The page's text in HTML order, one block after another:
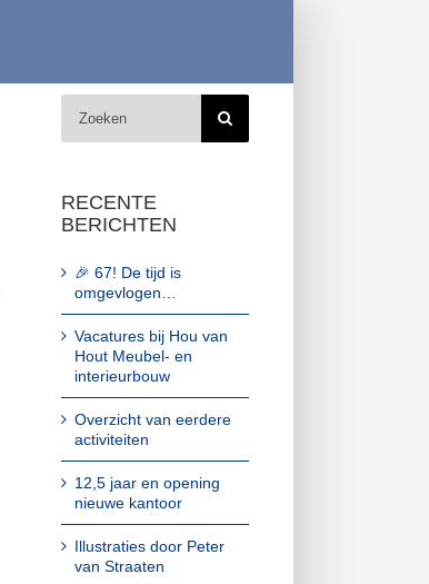
naar:
RECENTE
BERICHTEN
🎉 67! De tijd is
omgevlogen…
Vacatures bij Hou van
Hout Meubel- en
interieurbouw
Overzicht van eerdere
activiteiten
12,5 jaar en opening
nieuwe kantoor
Illustraties door Peter
van Straaten